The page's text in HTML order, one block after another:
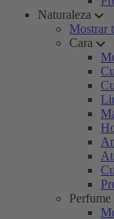
Naturaleza
Mostrar
Cara
Perfume